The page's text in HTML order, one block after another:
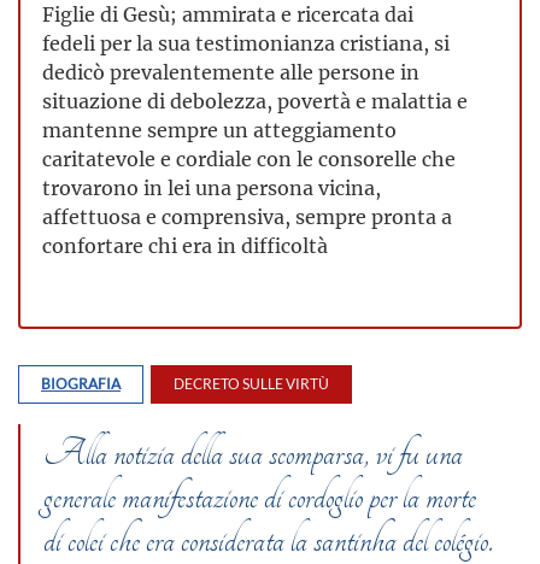
Figlie di Gesù; ammirata e ricercata dai
fedeli per la sua testimonianza cristiana, si
dedicò prevalentemente alle persone in
situazione di debolezza, povertà e malattia e
mantenne sempre un atteggiamento
caritatevole e cordiale con le consorelle che
trovarono in lei una persona vicina,
affettuosa e comprensiva, sempre pronta a
confortare chi era in difficoltà
BIOGRAFIA DECRETO SULLE VIRTÙ
Alla notizia della sua scomparsa, vi fu una
generale manifestazione di cordoglio per la morte
di colei che era considerata la santinha del colégio.